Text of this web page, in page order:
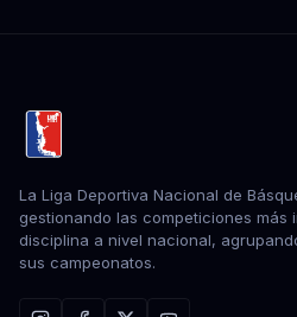
La Liga Deportiva Nacional de
gestionando las competiciones más
disciplina a nivel nacional,
sus campeonatos.